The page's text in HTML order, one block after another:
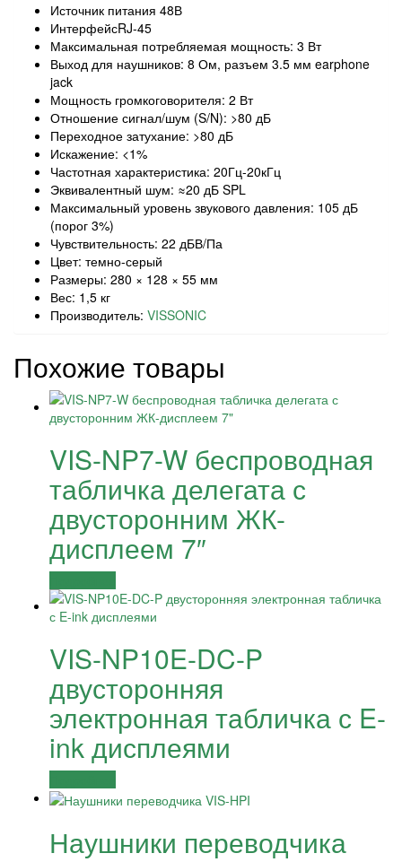
Источник питания 48В
ИнтерфейсRJ-45
Максимальная потребляемая мощность: 3 Вт
Выход для наушников: 8 Ом, разъем 3.5 мм earphone
jack
Мощность громкоговорителя: 2 Вт
Отношение сигнал/шум (S/N): >80 дБ
Переходное затухание: >80 дБ
Искажение: <1%
Частотная характеристика: 20Гц-20кГц
Эквивалентный шум: ≈20 дБ SPL
Максимальный уровень звукового давления: 105 дБ
(порог 3%)
Чувствительность: 22 дБВ/Па
Цвет: темно-серый
Размеры: 280 × 128 × 55 мм
Вес: 1,5 кг
Производитель: VISSONIC
Похожие товары
VIS-NP7-W беспроводная
табличка делегата с
двусторонним ЖК-
дисплеем 7″
VIS-NP10E-DC-P
двусторонняя
электронная табличка с E-
ink дисплеями
Наушники переводчика